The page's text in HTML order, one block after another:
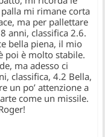
mi rimane corta
ma per pallettare
anni, classifica 2.6.
bella piena, il mio
poi è molto stabile.
ma adesso ci
classifica, 4.2 Bella,
un po’ attenzione a
come un missile.